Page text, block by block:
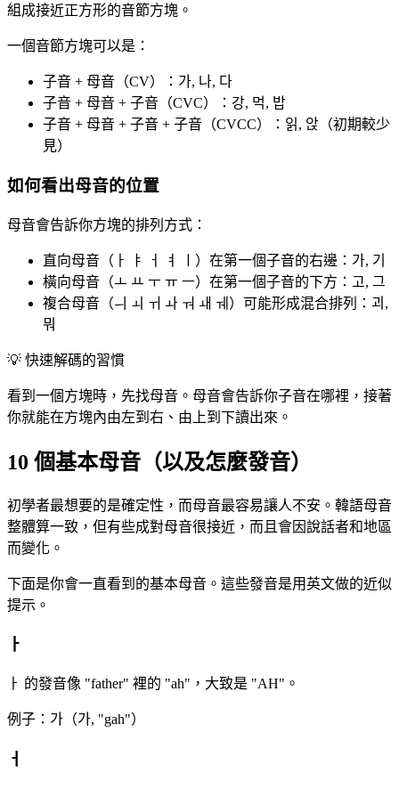
組成接近正方形的音節方塊。
一個音節方塊可以是：
子音 + 母音（CV）：가, 나, 다
子音 + 母音 + 子音（CVC）：강, 먹, 밥
子音 + 母音 + 子音 + 子音（CVCC）：읽, 앉（初期較少
見）
如何看出母音的位置
母音會告訴你方塊的排列方式：
直向母音（ㅏ ㅑ ㅓ ㅕ ㅣ）在第一個子音的右邊：가, 기
橫向母音（ㅗ ㅛ ㅜ ㅠ ㅡ）在第一個子音的下方：고, 그
複合母音（ㅢ ㅚ ㅟ ㅘ ㅝ ㅙ ㅞ）可能形成混合排列：괴,
뭐
💡 快速解碼的習慣
看到一個方塊時，先找母音。母音會告訴你子音在哪裡，接著
你就能在方塊內由左到右、由上到下讀出來。
10 個基本母音（以及怎麼發音）
初學者最想要的是確定性，而母音最容易讓人不安。韓語母音
整體算一致，但有些成對母音很接近，而且會因說話者和地區
而變化。
下面是你會一直看到的基本母音。這些發音是用英文做的近似
提示。
ㅏ
ㅏ 的發音像 "father" 裡的 "ah"，大致是 "AH"。
例子：가（가, "gah"）
ㅓ